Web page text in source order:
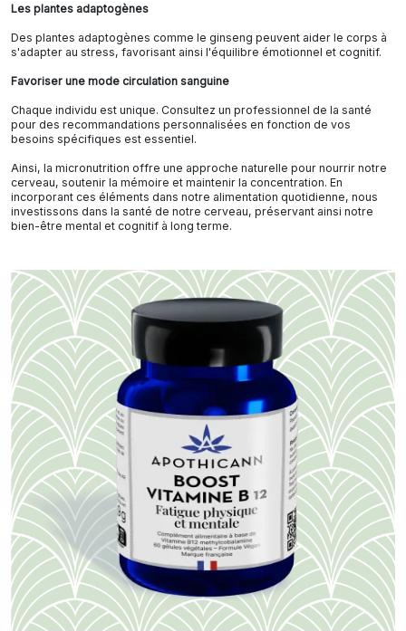
Les plantes adaptogènes
Des plantes adaptogènes comme le ginseng peuvent aider le corps à
s'adapter au stress, favorisant ainsi l'équilibre émotionnel et cognitif.
Favoriser une mode circulation sanguine
Chaque individu est unique. Consultez un professionnel de la santé
pour des recommandations personnalisées en fonction de vos
besoins spécifiques est essentiel.
Ainsi, la micronutrition offre une approche naturelle pour nourrir notre
cerveau, soutenir la mémoire et maintenir la concentration. En
incorporant ces éléments dans notre alimentation quotidienne, nous
investissons dans la santé de notre cerveau, préservant ainsi notre
bien-être mental et cognitif à long terme.